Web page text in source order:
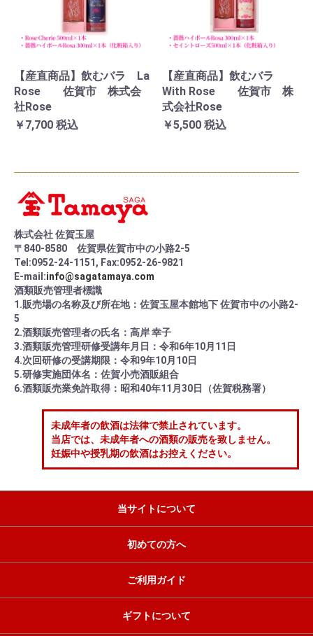
【産直商品】飲むバラ La
Rose 佐賀市 株式会
社Rose
￥7,700 税込
【産直商品】飲むバラ
With Rose 佐賀市 株
式会社Rose
￥5,500 税込
株式会社 佐賀玉屋
〒840-8580 佐賀県佐賀市中の小路2-5
Tel:0952-24-1151, Fax:0952-26-9821
E-mail:info@sagatamaya.com
酒類販売管理者標識
1.販売場の名称及び所在地：佐賀玉屋本館地下 佐賀市中の小路2-
5
2.酒類販売管理者の氏名：高岸 幸子
3.酒類販売管理研修受講年月日：令和6年10月11日
4.次回研修の受講期限：令和9年10月10日
5.研修実施団体名：佐賀小売酒販組合
6.酒類販売業免許取得：昭和40年11月30日（佐賀税務署）
未成年者の飲酒は法律で禁止されています。
当店では、未成年者への酒類の販売を致しません。
妊娠中や授乳期の飲酒はお控えください。
当サイトについて
初めての方へ
ご利用ガイド
ギフトについて